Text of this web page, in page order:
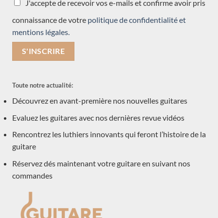
LES GUITARES DE LUTHIERS ATTENDUES SOUS
PEU
LES OCCASIONS EN DÉPÔT VENTE
J'accepte de recevoir vos e-mails et confirme avoir pris
connaissance de votre politique de confidentialité et
mentions légales.
Toute notre actualité:
Découvrez en avant-première nos nouvelles guitares
Evaluez les guitares avec nos dernières revue vidéos
Rencontrez les luthiers innovants qui feront l’histoire de la
guitare
Réservez dés maintenant votre guitare en suivant nos
commandes